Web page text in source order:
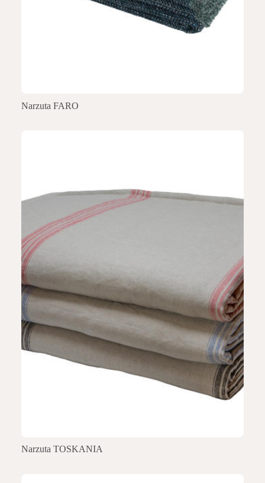
Narzuta FARO
Narzuta TOSKANIA